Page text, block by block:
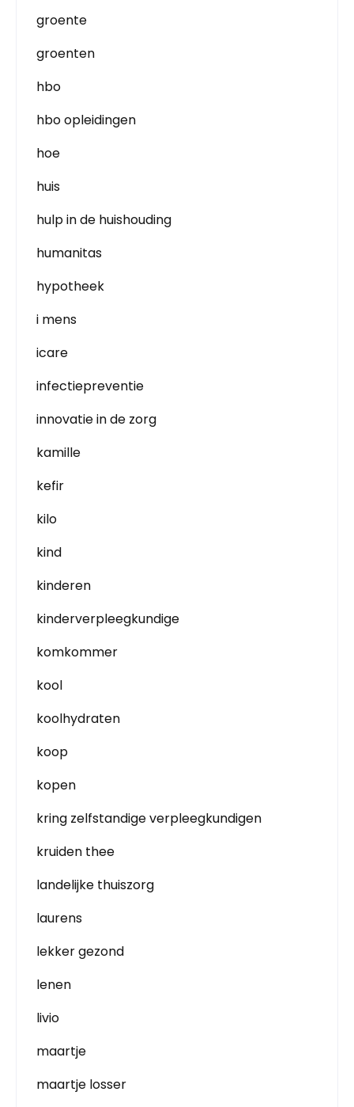
groente
groenten
hbo
hbo opleidingen
hoe
huis
hulp in de huishouding
humanitas
hypotheek
i mens
icare
infectiepreventie
innovatie in de zorg
kamille
kefir
kilo
kind
kinderen
kinderverpleegkundige
komkommer
kool
koolhydraten
koop
kopen
kring zelfstandige verpleegkundigen
kruiden thee
landelijke thuiszorg
laurens
lekker gezond
lenen
livio
maartje
maartje losser